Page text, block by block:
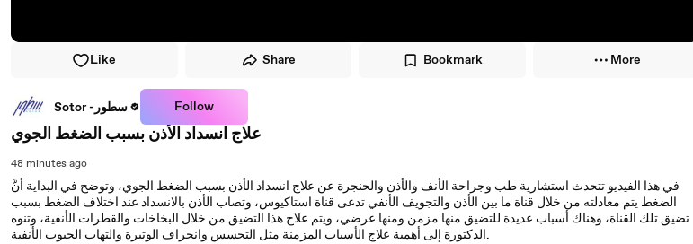
Like Share Bookmark More
Sotor -سطور Follow
علاج انسداد الأذن بسبب الضغط الجوي
48 minutes ago
في هذا الفيديو تتحدث استشارية طب وجراحة الأنف والأذن والحنجرة عن علاج انسداد الأذن بسبب الضغط الجوي، وتوضح في البداية أنَّ
الضغط يتم معادلته من خلال قناة ما بين الأذن والتجويف الأنفي تدعى قناة استاكيوس، وتصاب الأذن بالانسداد عند اختلاف الضغط بسبب
تضيق تلك القناة، وهناك أسباب عديدة للتضيق منها مزمن ومنها عرضي، ويتم علاج هذا التضيق من خلال البخاخات والقطرات الأنفية، وتنوه
الدكتورة إلى أهمية علاج الأسباب المزمنة مثل التحسس وانحراف الوتيرة والتهاب الجيوب الأنفية.